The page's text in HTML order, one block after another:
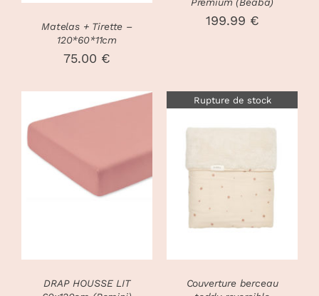
Matelas + Tirette –
120*60*11cm
75.00 €
Premium (Béaba)
199.99 €
CHOIX DES
OPTIONS
PRODUIT
PEUVENT
DÉTAILS
DRAP HOUSSE LIT
Rupture de stock
DÉTAILS
Couverture berceau